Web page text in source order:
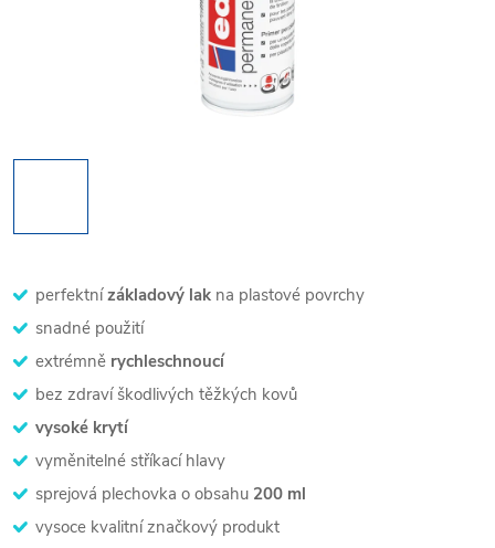
perfektnízákladový lak na plastové povrchy
snadné použití
extrémně rychleschnoucí
bez zdraví škodlivých těžkých kovů
vysoké krytí
vyměnitelné stříkací hlavy
sprejová plechovka o obsahu 200 ml
vysoce kvalitní značkový produkt